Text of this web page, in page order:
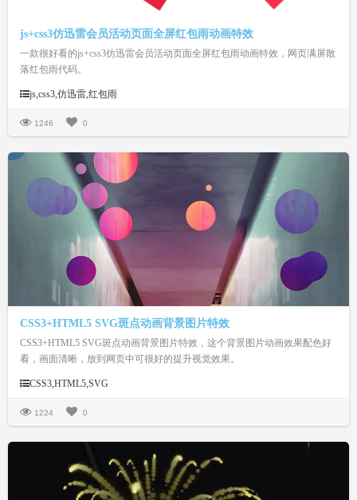
js+css3仿迅雷会员活动页面全屏红包雨动画特效
一款很好看的js+css3仿迅雷会员活动页面全屏红包雨动画特效，网页满屏散
落红包雨代码。
js,css3,仿迅雷,红包雨
1246 0
CSS3+HTML5 SVG斑点动画背景图片特效
CSS3+HTML5 SVG斑点动画背景图片特效，这个背景图片动画效果配色好
看，画面清晰，放到网页中可很好的提升视觉效果。
CSS3,HTML5,SVG
1224 0